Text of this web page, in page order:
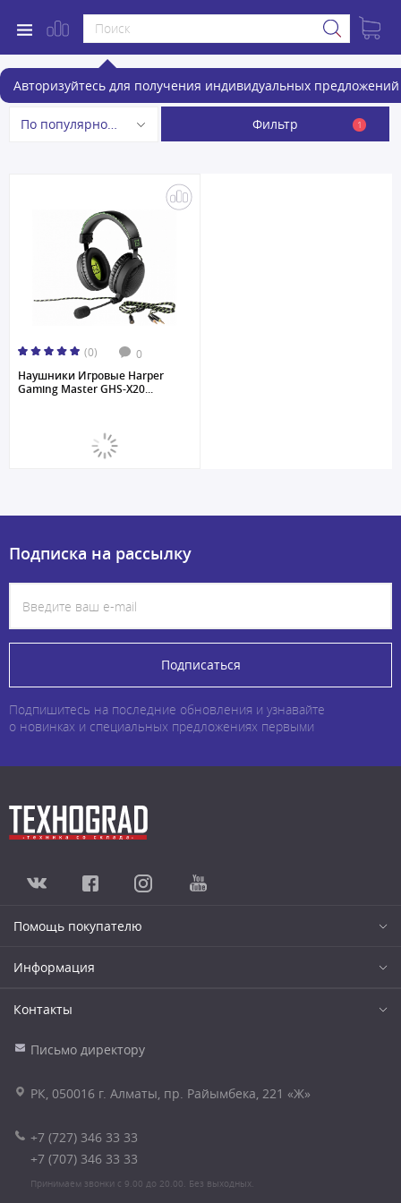
Авторизуйтесь для получения индивидуальных предложений
Игровые наушники
По популярности Фильтр 1
(0) 0
Наушники Игровые Harper
Gaming Master GHS-X20...
Подписка на рассылку
Подписаться
Подпишитесь на последние обновления и узнавайте
о новинках и специальных предложениях первыми
Помощь покупателю
Информация
Контакты
Письмо директору
РК, 050016 г. Алматы, пр. Райымбека, 221 «Ж»
+7 (727) 346 33 33
+7 (707) 346 33 33
Принимаем звонки с 9.00 до 20.00. Без выходных.